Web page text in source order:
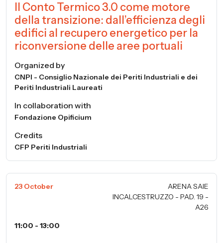
Il Conto Termico 3.0 come motore
della transizione: dall’efficienza degli
edifici al recupero energetico per la
riconversione delle aree portuali
Organized by
CNPI - Consiglio Nazionale dei Periti Industriali e dei
Periti Industriali Laureati
In collaboration with
Fondazione Opificium
Credits
CFP Periti Industriali
23 October
ARENA SAIE
INCALCESTRUZZO - PAD. 19 -
A26
11:00 - 13:00